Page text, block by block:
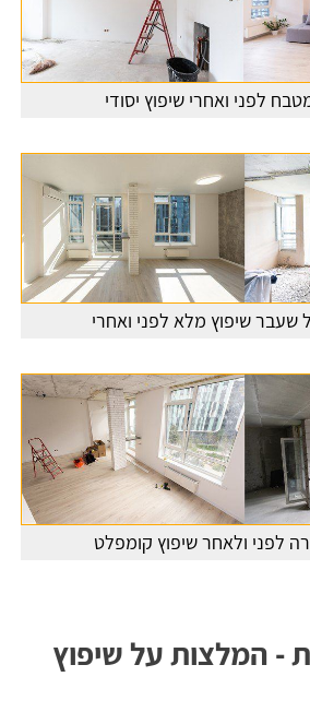
לפני ואחרי שיפוץ יסודי
שעבר שיפוץ מלא לפני ואחרי
לפני ולאחר שיפוץ קומפלט
- המלצות על שיפוץ